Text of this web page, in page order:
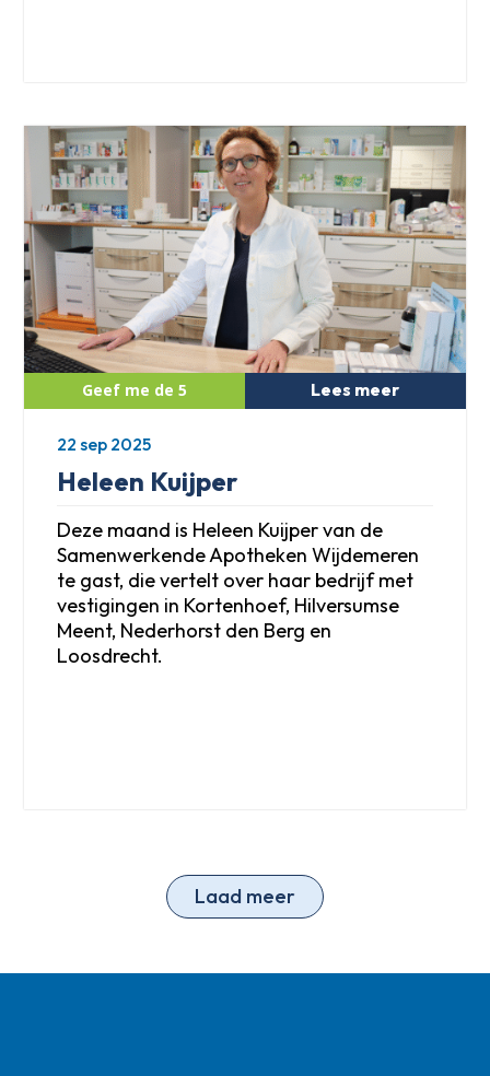
Heleen Kuijper
Deze maand is Heleen Kuijper van de
Samenwerkende Apotheken Wijdemeren
te gast, die vertelt over haar bedrijf met
vestigingen in Kortenhoef, Hilversumse
Meent, Nederhorst den Berg en
Loosdrecht.
Lees meer
22 sep 2025
Laad meer